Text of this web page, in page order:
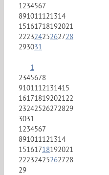
1 234567
891011 121314
15161718192021
22232425262728
293031
1
2345678
91011 12131415
161718192021 22
23242526272829
3031
1 234567
891011 121314
15161718192021
22232425262728
29